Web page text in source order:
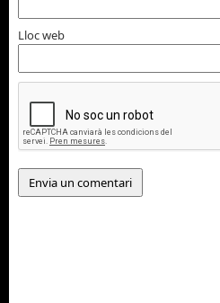
Lloc web